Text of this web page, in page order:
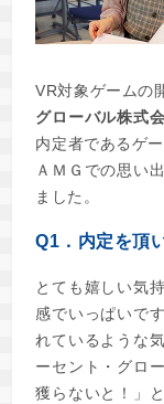
VR対象ゲームの
グローバル株式
内定者であるゲ
ＡＭＧでの思い
ました。
Q1．内定を頂
とても嬉しい気
感でいっぱいで
れているような
ーセント・グロ
獲らないと！」